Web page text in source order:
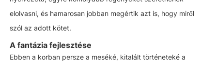
elolvasni, és hamarosan jobban megértik azt is, hogy miről
szól az adott kötet.
A fantázia fejlesztése
Ebben a korban persze a meséké, kitalált történeteké a